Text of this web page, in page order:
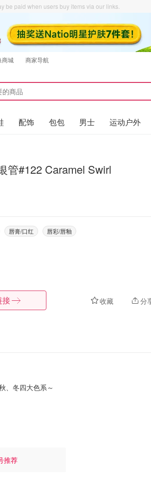
be paid when users buy items via our links.
商城 商家导航
配饰 包包 男士 运动户外
管#122 Caramel Swirl
唇膏/口红 唇彩/唇釉
收藏 分
接
、冬四大色系～
推荐